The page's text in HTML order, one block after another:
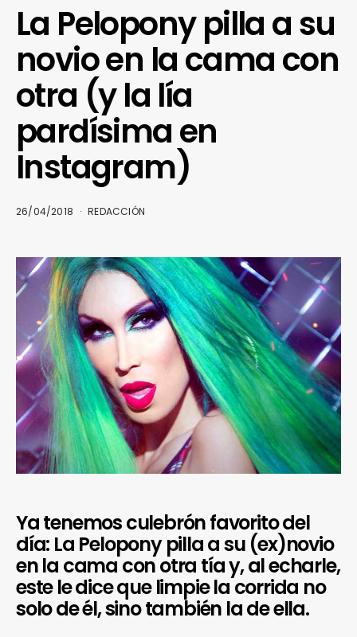
La Pelopony pilla a su
novio en la cama con
otra (y la lía
pardísima en
Instagram)
26/04/2018 REDACCIÓN
Ya tenemos culebrón favorito del
día: La Pelopony pilla a su (ex)novio
en la cama con otra tía y, al echarle,
este le dice que limpie la corrida no
solo de él, sino también la de ella.